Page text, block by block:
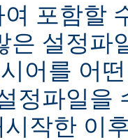
포함할
은 설정파
어를 어
정파일을
작한 이